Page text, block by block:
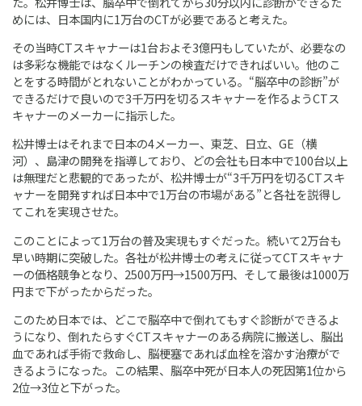
めには、日本国内に1万台のCTが必要であると考えた。
その当時CTスキャナーは1台およそ3億円もしていたが、必要なの
は多彩な機能ではなくルーチンの検査だけできればいい。他のこ
とをする時間がとれないことがわかっている。“脳卒中の診断”が
できるだけで良いので3千万円を切るスキャナーを作るようCTス
キャナーのメーカーに指示した。
松井博士はそれまで日本の4メーカー、東芝、日立、GE（横
河）、島津の開発を指導しており、どの会社も日本中で100台以上
は無理だと悲観的であったが、松井博士が“3千万円を切るCTスキ
ャナーを開発すれば日本中で1万台の市場がある”と各社を説得し
てこれを実現させた。
このことによって1万台の普及実現もすぐだった。続いて2万台も
早い時期に突破した。各社が松井博士の考えに従ってCTスキャナ
ーの価格競争となり、2500万円→1500万円、そして最後は1000万
円まで下がったからだった。
このため日本では、どこで脳卒中で倒れてもすぐ診断ができるよ
うになり、倒れたらすぐCTスキャナーのある病院に搬送し、脳出
血であれば手術で救命し、脳梗塞であれば血栓を溶かす治療がで
きるようになった。この結果、脳卒中死が日本人の死因第1位から
2位→3位と下がった。